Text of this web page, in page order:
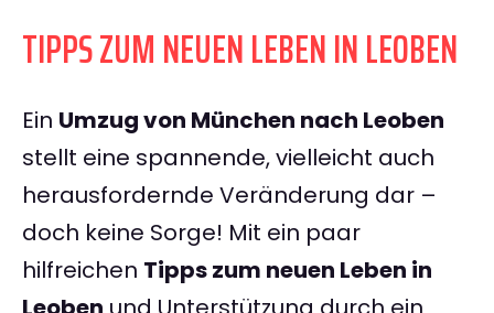
TIPPS ZUM NEUEN LEBEN IN LEOBEN
Ein Umzug von München nach Leoben
stellt eine spannende, vielleicht auch
herausfordernde Veränderung dar –
doch keine Sorge! Mit ein paar
hilfreichen Tipps zum neuen Leben in